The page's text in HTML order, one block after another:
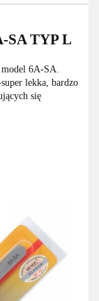
SA TYP L
6A-SA.
lekka, bardzo
się